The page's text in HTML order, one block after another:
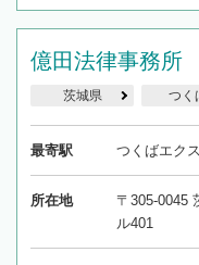
億田法律事務所
茨城県 つく
最寄駅 つくばエク
所在地
〒305-0045
ル401